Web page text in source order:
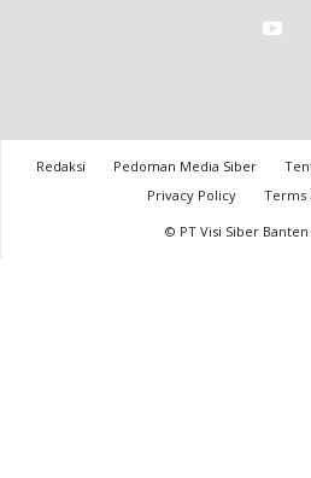
Redaksi Pedoman Media Siber
Privacy Policy
Terms
© PT Visi Siber Banten